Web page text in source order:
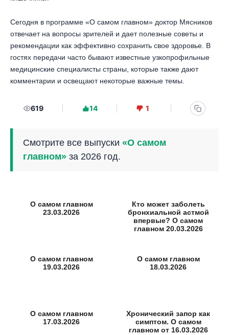
Сегодня в программе «О самом главном» доктор Мясников
отвечает на вопросы зрителей и дает полезные советы и
рекомендации как эффективно сохранить свое здоровье. В
гостях передачи часто бывают известные узкопрофильные
медицинские специалисты страны, которые также дают
комментарии и освещают некоторые важные темы.
619 14 1
Смотрите все выпуски «О самом
главном» за 2026 год.
О самом главном
23.03.2026
Кто может заболеть
бронхиальной астмой
впервые? О самом
главном 20.03.2026
О самом главном
19.03.2026
О самом главном
18.03.2026
О самом главном
17.03.2026
Хронический запор как
симптом. О самом
главном от 16.03.2026